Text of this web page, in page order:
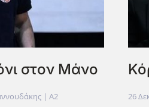
στον Μάνο
| A2 26